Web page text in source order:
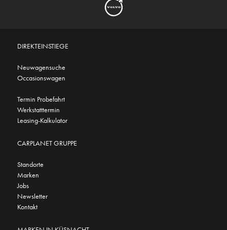
DIREKTEINSTIEGE
Neuwagensuche
Occasionswagen
Termin Probefahrt
Werkstatttermin
Leasing-Kalkulator
CARPLANET GRUPPE
Standorte
Marken
Jobs
Newsletter
Kontakt